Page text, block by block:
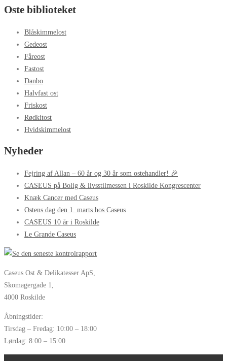
Oste biblioteket
Blåskimmelost
Gedeost
Fåreost
Fastost
Danbo
Halvfast ost
Friskost
Rødkitost
Hvidskimmelost
Nyheder
Fejring af Allan – 60 år og 30 år som ostehandler! 🎉
CASEUS på Bolig & livsstilmessen i Roskilde Kongrescenter
Knæk Cancer med Caseus
Ostens dag den 1. marts hos Caseus
CASEUS 10 år i Roskilde
Le Grande Caseus
Caseus Ost & Delikatesser ApS,
Skomagergade 1,
4000 Roskilde
Åbningstider:
Tirsdag – Fredag: 10:00 – 18:00
Lørdag: 8:00 – 15:00